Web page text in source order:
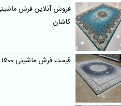
فروش آنلاین فرش ماشینی
کاشان
قیمت فرش ماشینی 1500 شانه